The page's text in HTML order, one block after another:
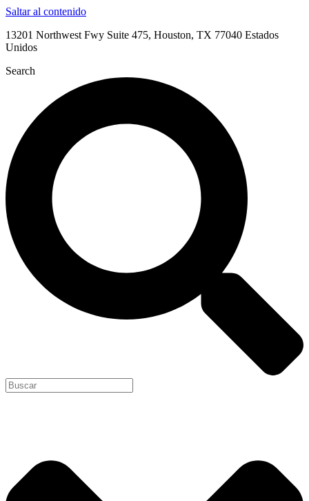
Saltar al contenido
13201 Northwest Fwy Suite 475, Houston, TX 77040 Estados
Unidos
Search